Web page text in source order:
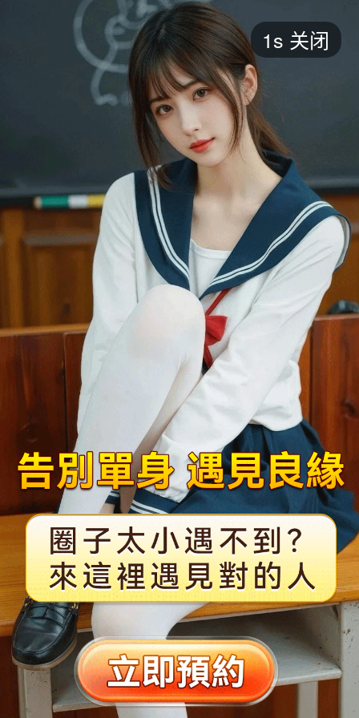
短剧
最热 添加 评分
都市 甜宠 逆袭 玄幻
2025 2024 2023 2022
全部 大陆 香港 台湾 美国 韩国 日本
1s 关闭